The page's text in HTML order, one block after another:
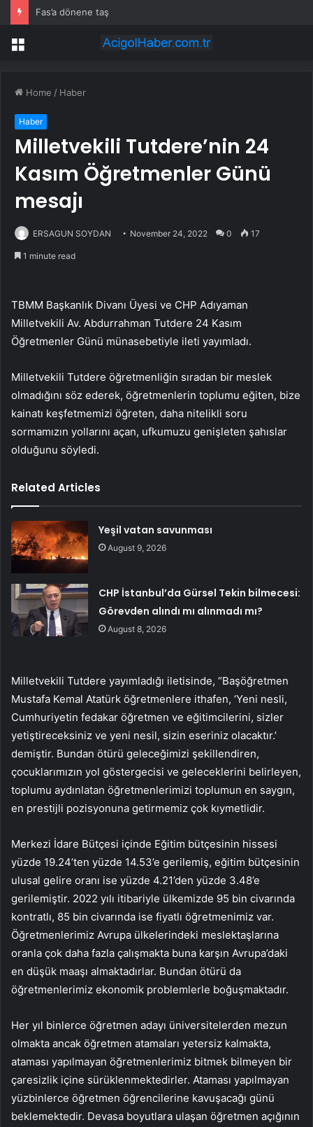
Fas’a dönene taş
Menu
Home / Haber
Haber
Milletvekili Tutdere’nin 24
Kasım Öğretmenler Günü
mesajı
ERSAGUN SOYDAN November 24, 2022 0 17
1 minute read
TBMM Başkanlık Divanı Üyesi ve CHP Adıyaman
Milletvekili Av. Abdurrahman Tutdere 24 Kasım
Öğretmenler Günü münasebetiyle ileti yayımladı.
Milletvekili Tutdere öğretmenliğin sıradan bir meslek
olmadığını söz ederek, öğretmenlerin toplumu eğiten, bize
kainatı keşfetmemizi öğreten, daha nitelikli soru
sormamızın yollarını açan, ufkumuzu genişleten şahıslar
olduğunu söyledi.
Related Articles
Yeşil vatan savunması
August 9, 2026
CHP İstanbul’da Gürsel Tekin bilmecesi:
Görevden alındı mı alınmadı mı?
August 8, 2026
Milletvekili Tutdere yayımladığı iletisinde, “Başöğretmen
Mustafa Kemal Atatürk öğretmenlere ithafen, ‘Yeni nesli,
Cumhuriyetin fedakar öğretmen ve eğitimcilerini, sizler
yetiştireceksiniz ve yeni nesil, sizin eseriniz olacaktır.’
demiştir. Bundan ötürü geleceğimizi şekillendiren,
çocuklarımızın yol göstergecisi ve geleceklerini belirleyen,
toplumu aydınlatan öğretmenlerimizi toplumun en saygın,
en prestijli pozisyonuna getirmemiz çok kıymetlidir.
Merkezi İdare Bütçesi içinde Eğitim bütçesinin hissesi
yüzde 19.24’ten yüzde 14.53’e gerilemiş, eğitim bütçesinin
ulusal gelire oranı ise yüzde 4.21’den yüzde 3.48’e
gerilemiştir. 2022 yılı itibariyle ülkemizde 95 bin civarında
kontratlı, 85 bin civarında ise fiyatlı öğretmenimiz var.
Öğretmenlerimiz Avrupa ülkelerindeki meslektaşlarına
oranla çok daha fazla çalışmakta buna karşın Avrupa’daki
en düşük maaşı almaktadırlar. Bundan ötürü da
öğretmenlerimiz ekonomik problemlerle boğuşmaktadır.
Her yıl binlerce öğretmen adayı üniversitelerden mezun
olmakta ancak öğretmen atamaları yetersiz kalmakta,
ataması yapılmayan öğretmenlerimiz bitmek bilmeyen bir
çaresizlik içine sürüklenmektedirler. Ataması yapılmayan
yüzbinlerce öğretmen öğrencilerine kavuşacağı günü
beklemektedir. Devasa boyutlara ulaşan öğretmen açığının